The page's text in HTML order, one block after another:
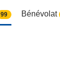
99 Bénévolat